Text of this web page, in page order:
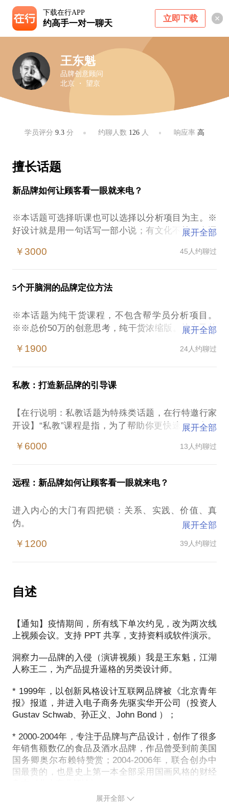
下载在行APP
约高手一对一聊天 立即下载
王东魁
品牌创意顾问
北京 ・ 望京
学员评分9.3 分 约聊人数 126 人 响应率 高
擅长话题
新品牌如何让顾客看一眼就来电？
※本话题可选择听课也可以选择以分析项目为主。※
好设计就是用一句话写一部小说；有文化不等于有逼
做到乔布斯那样的简约；从策略层面思考设计，你可
上都能上。我认识很多用心打造产品的人，但是他们
几乎都不知道该如何设计自己的品牌。花了很大的心
者本可以看一眼就来电的产品，却要花很多口舌去解
释和教育。就像不懂女人的男人，解释得再多也没什
么卵用；懂女人的男人，根本就无须解释。为企业客
2015年我推翻自己的经验，从人性的角度实践了一些
验证明这些创意方法，可以快速进入消费者的内心。
现在我把这些方法总结成四个开脑洞的创意方法和五
个品牌性格，毫无保留的告诉你。创意不是天马行
空，其实是有边界的，少走点弯路，可以多留点时间
盾、悬念、巧合来激化焦点。案例：洞藏雪蜜，用一
剧化场景。二、批判和反讽：具有颠覆性的产品，不
妨追求极致，站到常规认知的对立面上。案例：峻山
未被驯化的极致的野，颠覆茶叶营销对文化的依赖，
的利益点。案例：涮羊肉连锁店，卡通式的设计主要
的时候，可以试试从哲学或者宗教的角度来观察一
下，你会发现很多矛盾可以互洽。案例：《猪的圣
经》，如何从猪的角度来说明放养的猪比圈养的猪好
吃？从伦理的角度上想这是个死胡同，但是从宗教戒
我用《圣经》开了一个玩笑。洞察力—品牌的入侵
（演讲视频）：http://dwz.cn/46DMNT
展开全部
￥3000 45人约聊过
5个开脑洞的品牌定位方法
※本话题为纯干货课程，不包含帮学员分析项目。
※※总价50万的创意思考，纯干货浓缩版。给自己的
有诗意，接地气……你要是这么干，这名字就算瞎
超级符号，修改它；找到目标群体的心理敏感点，刺
激它；靠近直觉，远离逻辑。那为什么要远离逻辑？
明的有决策权吗？为什么我们会听这个傻白甜的？来
约时间，听王二讲给你听。传统营销从理性出发，最
大的问题是导致结果冰冷。即使能做到概念简洁，也
我希望你们通过这堂课记住：保持朴素思考，用消费
备对比案例让你领略一下理性营销的唯美高傲。和感
性营销的幽默走心。开脑洞，必须在已知的基础上创
造未知，看不懂，还开个P。再复杂的概念，也要让
消费者秒懂。第一个脑洞：宗教—平衡感性杠杆；第
标群体敏感点；第五个脑洞：超级符号+基因重组。
内容和架构的关系，即康德所说“思维无直观则空，直
观无思维则盲”。进一步说，直观是知性判断要抓取的
牌设计中，第一思考并不是美学，而是价值判断。有
一句话，鼓励了我用两年时间去捅破传统营销的天花
板，并把所得的经验总结出来，传播给需要感性营销
的人。未来会有更多的艺术工作者，诗人、导演、作
家、音乐家……来主导营销，因为他们懂得如何进入
帮学员分析项目。更多案例可访问 www.logo-
way.com
展开全部
￥1900 24人约聊过
私教：打造新品牌的引导课
【在行说明：私教话题为特殊类话题，在行特邀行家
开设】“私教”课程是指，为了帮助你更快速、更有效
一个品牌定位或产品定位问题进行多次交流，一方面
过定期反馈，帮助你切实改进自身行为。私人教练将
给你指导、关心、提醒、监督，而你将看到自己真正
的会见将分为两次线下沟通，一个月内不定时线上沟
通。本课程为“新品牌如何看一眼就来电？”课程的贴
身私教指导形式。本私教课程将持续4周，详见下
加强入侵力的方法。对品牌设计做具体方向指导。根
案。对包装设计的风格做具体方向指导。提供参考借
鉴方案。注：如需私教老师亲自设计品牌方案，需另
行协商设计费用。
从品牌引导课的落地的项目一、第二张处方；前卫生
是针对病情开具的药方；另一张是膳食营养处方。医
学营养功能食品是从医院临床处方营养药中分离出来
的一个品类。此类产品很容易被消费者混淆为保健
品，为了让品牌有一个准确的区分于药和保健品的定
位，我们在引导课上把产品重新命名为“第二张处
方”。二、兔来生鲜这是一家提供社区生鲜配送的便利
连锁店，电话或 App 下单后半小时内送到。为了体现
兔的意思，不用下楼，菜下锅前打个电话就可以。因
展开全部
￥6000 13人约聊过
远程：新品牌如何让顾客看一眼就来电？
进入内心的大门有四把锁：关系、实践、价值、真
伪。
所谓“品牌当事人”，就是解决“关系”问题的基础。
为啥要叫“当事人”呢？
一、品牌当事人就是产品的第一位体验官。有些品牌
信息用第一人称来说，要比用旁观者的角度来说更
好，易产生沉浸式感同身受；
二、萌物、当事人、故事，这是受众的天然兴趣序列
的前三位；
三、品牌是内容，不是工具。所以我完全反对“视觉
锤”这种理解。钳子榔头可以一万年不变，故事要有新
本次课程主要解决两个问题：
一、如何创作一个品牌世界中的当事人？
概率区间；2、品牌人格法：当体验隔靴搔痒的时候让
展开全部
￥1200 39人约聊过
自述
【通知】疫情期间，所有线下单次约见，改为两次线
上视频会议。支持 PPT 共享，支持资料或软件演示。
洞察力—品牌的入侵（演讲视频）我是王东魁，江湖
人称王二，为产品提升逼格的另类设计师。
* 1999年，以创新风格设计互联网品牌被《北京青年
报》报道，并进入电子商务先驱实华开公司（投资人
Gustav Schwab、孙正义、John Bond ）；
* 2000-2004年，专注于品牌与产品设计，创作了很多
年销售额数亿的食品及酒水品牌，作品曾受到前美国
国务卿奥尔布赖特赞赏；2004-2006年，联合创办中
国最贵的，也是史上第一本全部采用国画风格的财经
展开全部